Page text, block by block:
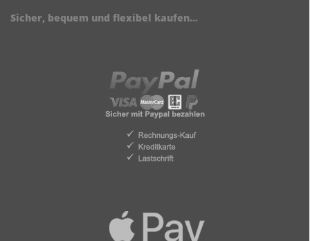
Sicher, bequem und flexibel kaufen...